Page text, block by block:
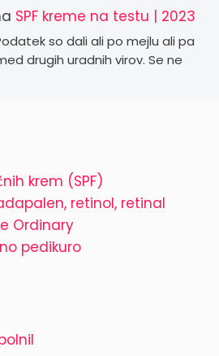
SPF kreme na testu | 2023
so dali ali po mejlu ali pa
drugih uradnih virov. Se ne
krem (SPF)
retinol, retinal
Ordinary
pedikuro